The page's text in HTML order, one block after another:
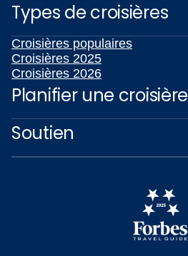
Types de croisières
Croisières populaires
Croisières 2025
Croisières 2026
Planifier une croisière
Soutien